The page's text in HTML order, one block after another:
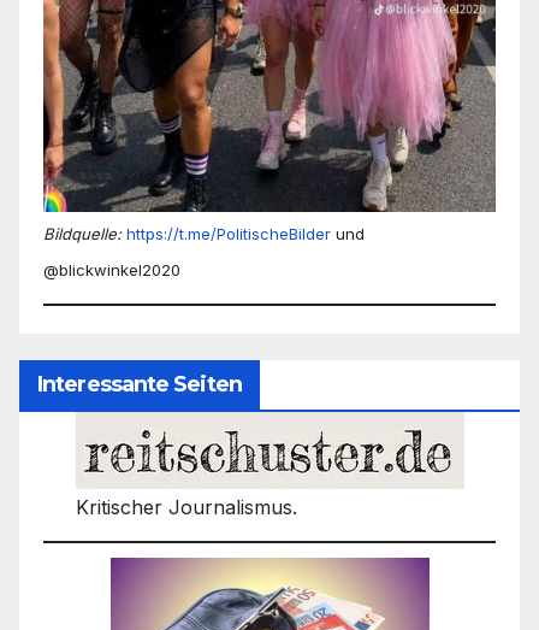
Bildquelle: https://t.me/PolitischeBilder und
@blickwinkel2020
Interessante Seiten
Kritischer Journalismus.